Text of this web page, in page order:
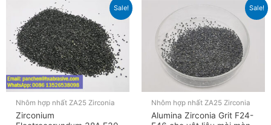
Sale!
Nhôm hợp nhất ZA25 Zirconia
Zirconium
Sale!
Nhôm hợp nhất ZA25 Zirconia
Alumina Zirconia Grit F24-